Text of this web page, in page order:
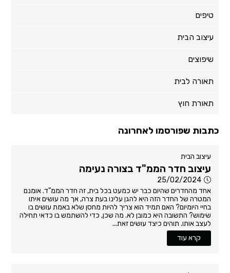
טיפים
עיצוב הבית
שיפוצים
תאורה לבית
תאורת חוץ
כתבות שפורסמו לאחרונה
עיצוב הבית
עיצוב חדר הממ"ד בצורה נעימה
25/02/2024
אחד מהחדרים שהיום כבר יש כמעט בכל בית, זה חדר הממ"ד. אומנם
המטרה של החדר הזה היא להגן עלינו בעת צרה, אך מה עושים איתו
בחיי היומיום? האם תמיד הוא צריך להיות מחסן שלא באמת עושים בו
שימוש? התשובה היא כמובן לא. מה שכן, כדי להשתמש בו כדאי תחילה
לעצב אותו. תוהים כיצד עושים זאת...
קרא עוד